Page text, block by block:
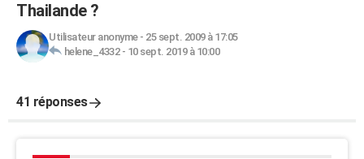
Thailande ?
Utilisateur anonyme- 25 sept. 2009 à 17:05
helene_4332- 10 sept. 2019 à 10:00
41 réponses